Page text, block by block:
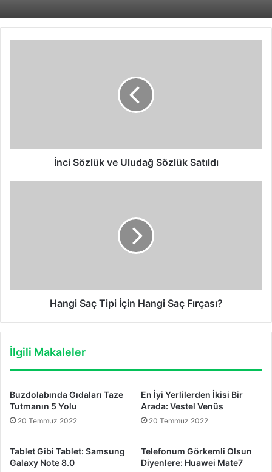
İnci Sözlük ve Uludağ Sözlük Satıldı
Hangi Saç Tipi İçin Hangi Saç Fırçası?
İlgili Makaleler
Buzdolabında Gıdaları Taze
Tutmanın 5 Yolu
20 Temmuz 2022
En İyi Yerlilerden İkisi Bir
Arada: Vestel Venüs
20 Temmuz 2022
Tablet Gibi Tablet: Samsung
Galaxy Note 8.0
Telefonum Görkemli Olsun
Diyenlere: Huawei Mate7